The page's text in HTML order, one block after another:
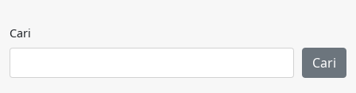
Cari
Cari